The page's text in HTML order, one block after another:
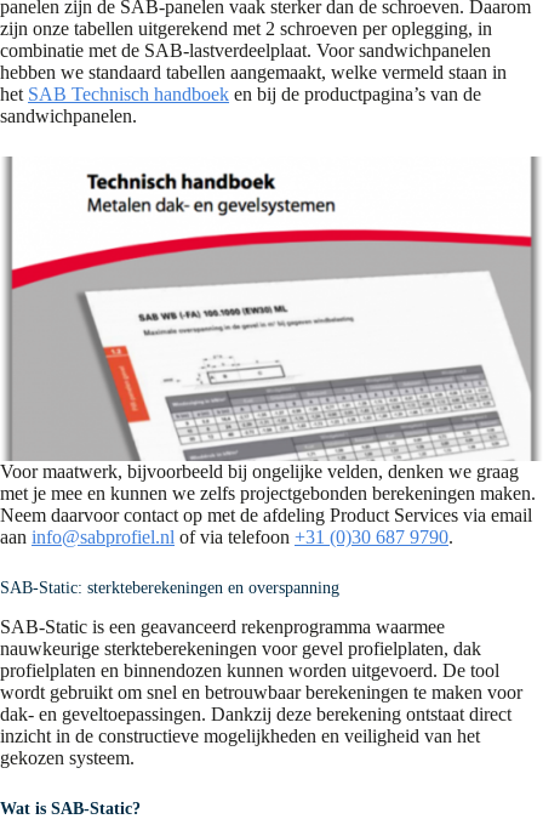
panelen zijn de SAB-panelen vaak sterker dan de schroeven. Daarom
zijn onze tabellen uitgerekend met 2 schroeven per oplegging, in
combinatie met de SAB-lastverdeelplaat. Voor sandwichpanelen
hebben we standaard tabellen aangemaakt, welke vermeld staan in
het SAB Technisch handboek en bij de productpagina’s van de
sandwichpanelen.
Voor maatwerk, bijvoorbeeld bij ongelijke velden, denken we graag
met je mee en kunnen we zelfs projectgebonden berekeningen maken.
Neem daarvoor contact op met de afdeling Product Services via email
aan info@sabprofiel.nl of via telefoon +31 (0)30 687 9790.
SAB-Static: sterkteberekeningen en overspanning
SAB-Static is een geavanceerd rekenprogramma waarmee
nauwkeurige sterkteberekeningen voor gevel profielplaten, dak
profielplaten en binnendozen kunnen worden uitgevoerd. De tool
wordt gebruikt om snel en betrouwbaar berekeningen te maken voor
dak- en geveltoepassingen. Dankzij deze berekening ontstaat direct
inzicht in de constructieve mogelijkheden en veiligheid van het
gekozen systeem.
Wat is SAB-Static?